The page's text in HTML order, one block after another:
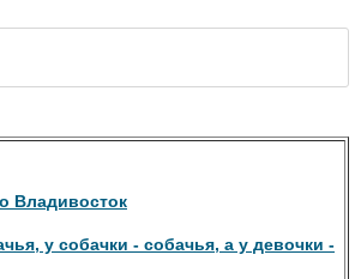
Владивосток
у собачки - собачья, а у девочки -